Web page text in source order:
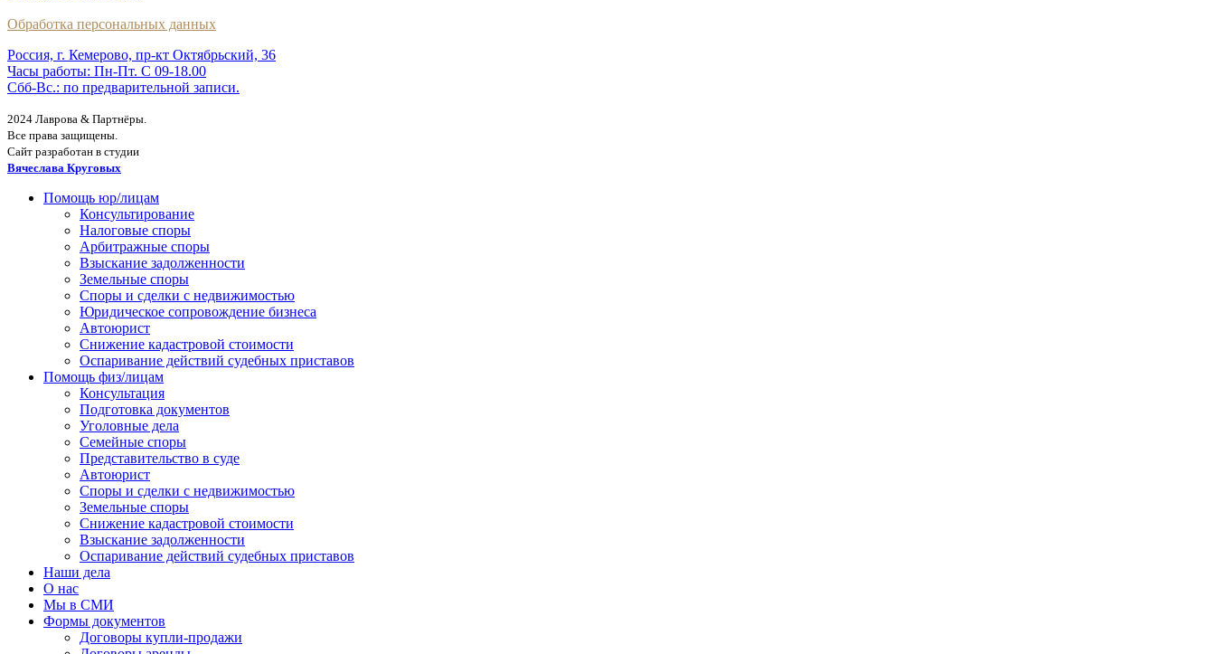
Обработка персональных данных
Россия, г. Кемерово, пр-кт Октябрьский, 36
Часы работы: Пн-Пт. С 09-18.00
Сбб-Вс.: по предварительной записи.
2024 Лаврова & Партнёры.
Все права защищены.
Сайт разработан в студии
Вячеслава Круговых
Помощь юр/лицам
Консультирование
Налоговые споры
Арбитражные споры
Взыскание задолженности
Земельные споры
Споры и сделки с недвижимостью
Юридическое сопровождение бизнеса
Автоюрист
Снижение кадастровой стоимости
Оспаривание действий судебных приставов
Помощь физ/лицам
Консультация
Подготовка документов
Уголовные дела
Семейные споры
Представительство в суде
Автоюрист
Споры и сделки с недвижимостью
Земельные споры
Снижение кадастровой стоимости
Взыскание задолженности
Оспаривание действий судебных приставов
Наши дела
О нас
Мы в СМИ
Формы документов
Договоры купли-продажи